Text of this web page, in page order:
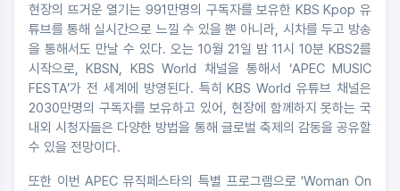
현장의 뜨거운 열기는 991만명의 구독자를 보유한 KBS Kpop 유
튜브를 통해 실시간으로 느낄 수 있을 뿐 아니라, 시차를 두고 방송
을 통해서도 만날 수 있다. 오는 10월 21일 밤 11시 10분 KBS2를
시작으로, KBSN, KBS World 채널을 통해서 ‘APEC MUSIC
FESTA’가 전 세계에 방영된다. 특히 KBS World 유튜브 채널은
2030만명의 구독자를 보유하고 있어, 현장에 함께하지 못하는 국
내외 시청자들은 다양한 방법을 통해 글로벌 축제의 감동을 공유할
수 있을 전망이다.
또한 이번 APEC 뮤직페스타의 특별 프로그램으로 'Woman On